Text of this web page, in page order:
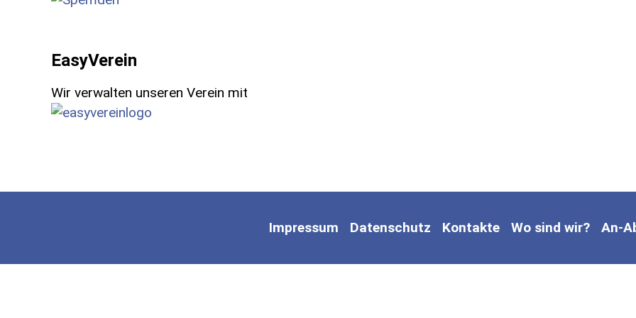
EasyVerein
Wir verwalten unseren Verein mit
Impressum Datenschutz Kontakte Wo sind wir? An-